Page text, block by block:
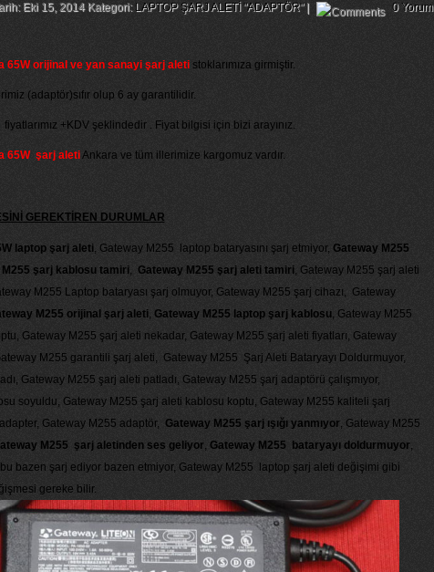
Eki 15, 2014 Kategori: LAPTOP ŞARJ ALETİ "ADAPTÖR"| 0 Yorum
65W orijinal ve yan sanayi şarj aletistoklarımıza girmiştir.
(adaptör)sıfır olup 6 ay garantilidir.
+KDV şeklindedir . Fiyat bilgisi için bizi arayınız.
65W şarj aletiAnkara ve tüm illerimize kargomuz vardır.
GEREKTİREN DURUMLAR
laptop şarj aleti, Gateway M255 laptop bataryasını şarj etmiyor, Gateway M255
şarj kablosu tamiri, Gateway M255 şarj aleti tamiri, Gateway M255 şarj aleti
M255 Laptop bataryası şarj olmuyor, Gateway M255 şarj cihazı, Gateway
M255 orijinal şarj aleti, Gateway M255 laptop şarj kablosu, Gateway M255
Gateway M255 şarj aleti nekadar, Gateway M255 şarj aleti fiyatları, Gateway
M255 garantili şarj aleti, Gateway M255 Şarj Aleti Bataryayı Doldurmuyor,
Gateway M255 şarj aleti patladı, Gateway M255 şarj adaptörü çalışmıyor,
soyuldu, Gateway M255 şarj aleti kablosu koptu, Gateway M255 kaliteli şarj
Gateway M255 adaptör, Gateway M255 şarj ışığı yanmıyor, Gateway M255
M255 şarj aletinden ses geliyor, Gateway M255 bataryayı doldurmuyor,
bazen şarj ediyor bazen etmiyor, Gateway M255 laptop şarj aleti değişimi gibi
gereke bilir.